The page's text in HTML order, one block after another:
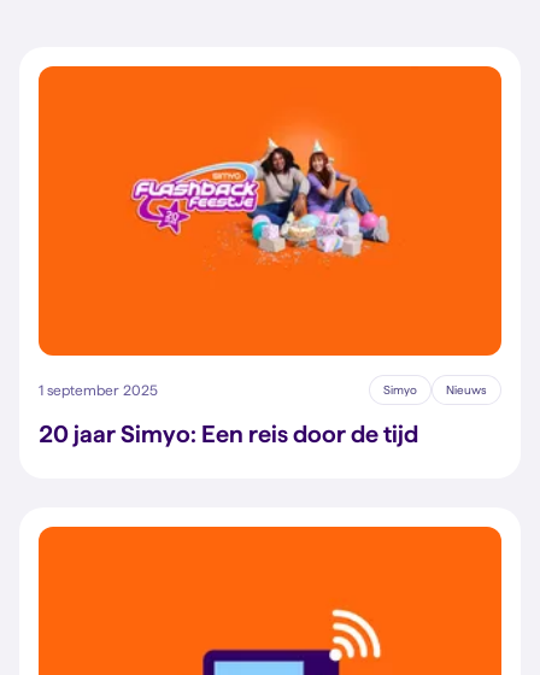
1 september 2025 Simyo Nieuws
20 jaar Simyo: Een reis door de tijd